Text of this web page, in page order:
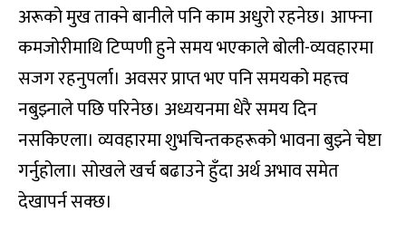
अरूको मुख ताक्ने बानीले पनि काम अधुरो रहनेछ। आफ्ना
कमजोरीमाथि टिप्पणी हुने समय भएकाले बोली-व्यवहारमा
सजग रहनुपर्ला। अवसर प्राप्त भए पनि समयको महत्त्व
नबुझ्नाले पछि परिनेछ। अध्ययनमा धेरै समय दिन
नसकिएला। व्यवहारमा शुभचिन्तकहरूको भावना बुझ्ने चेष्टा
गर्नुहोला। सोखले खर्च बढाउने हुँदा अर्थ अभाव समेत
देखापर्न सक्छ।